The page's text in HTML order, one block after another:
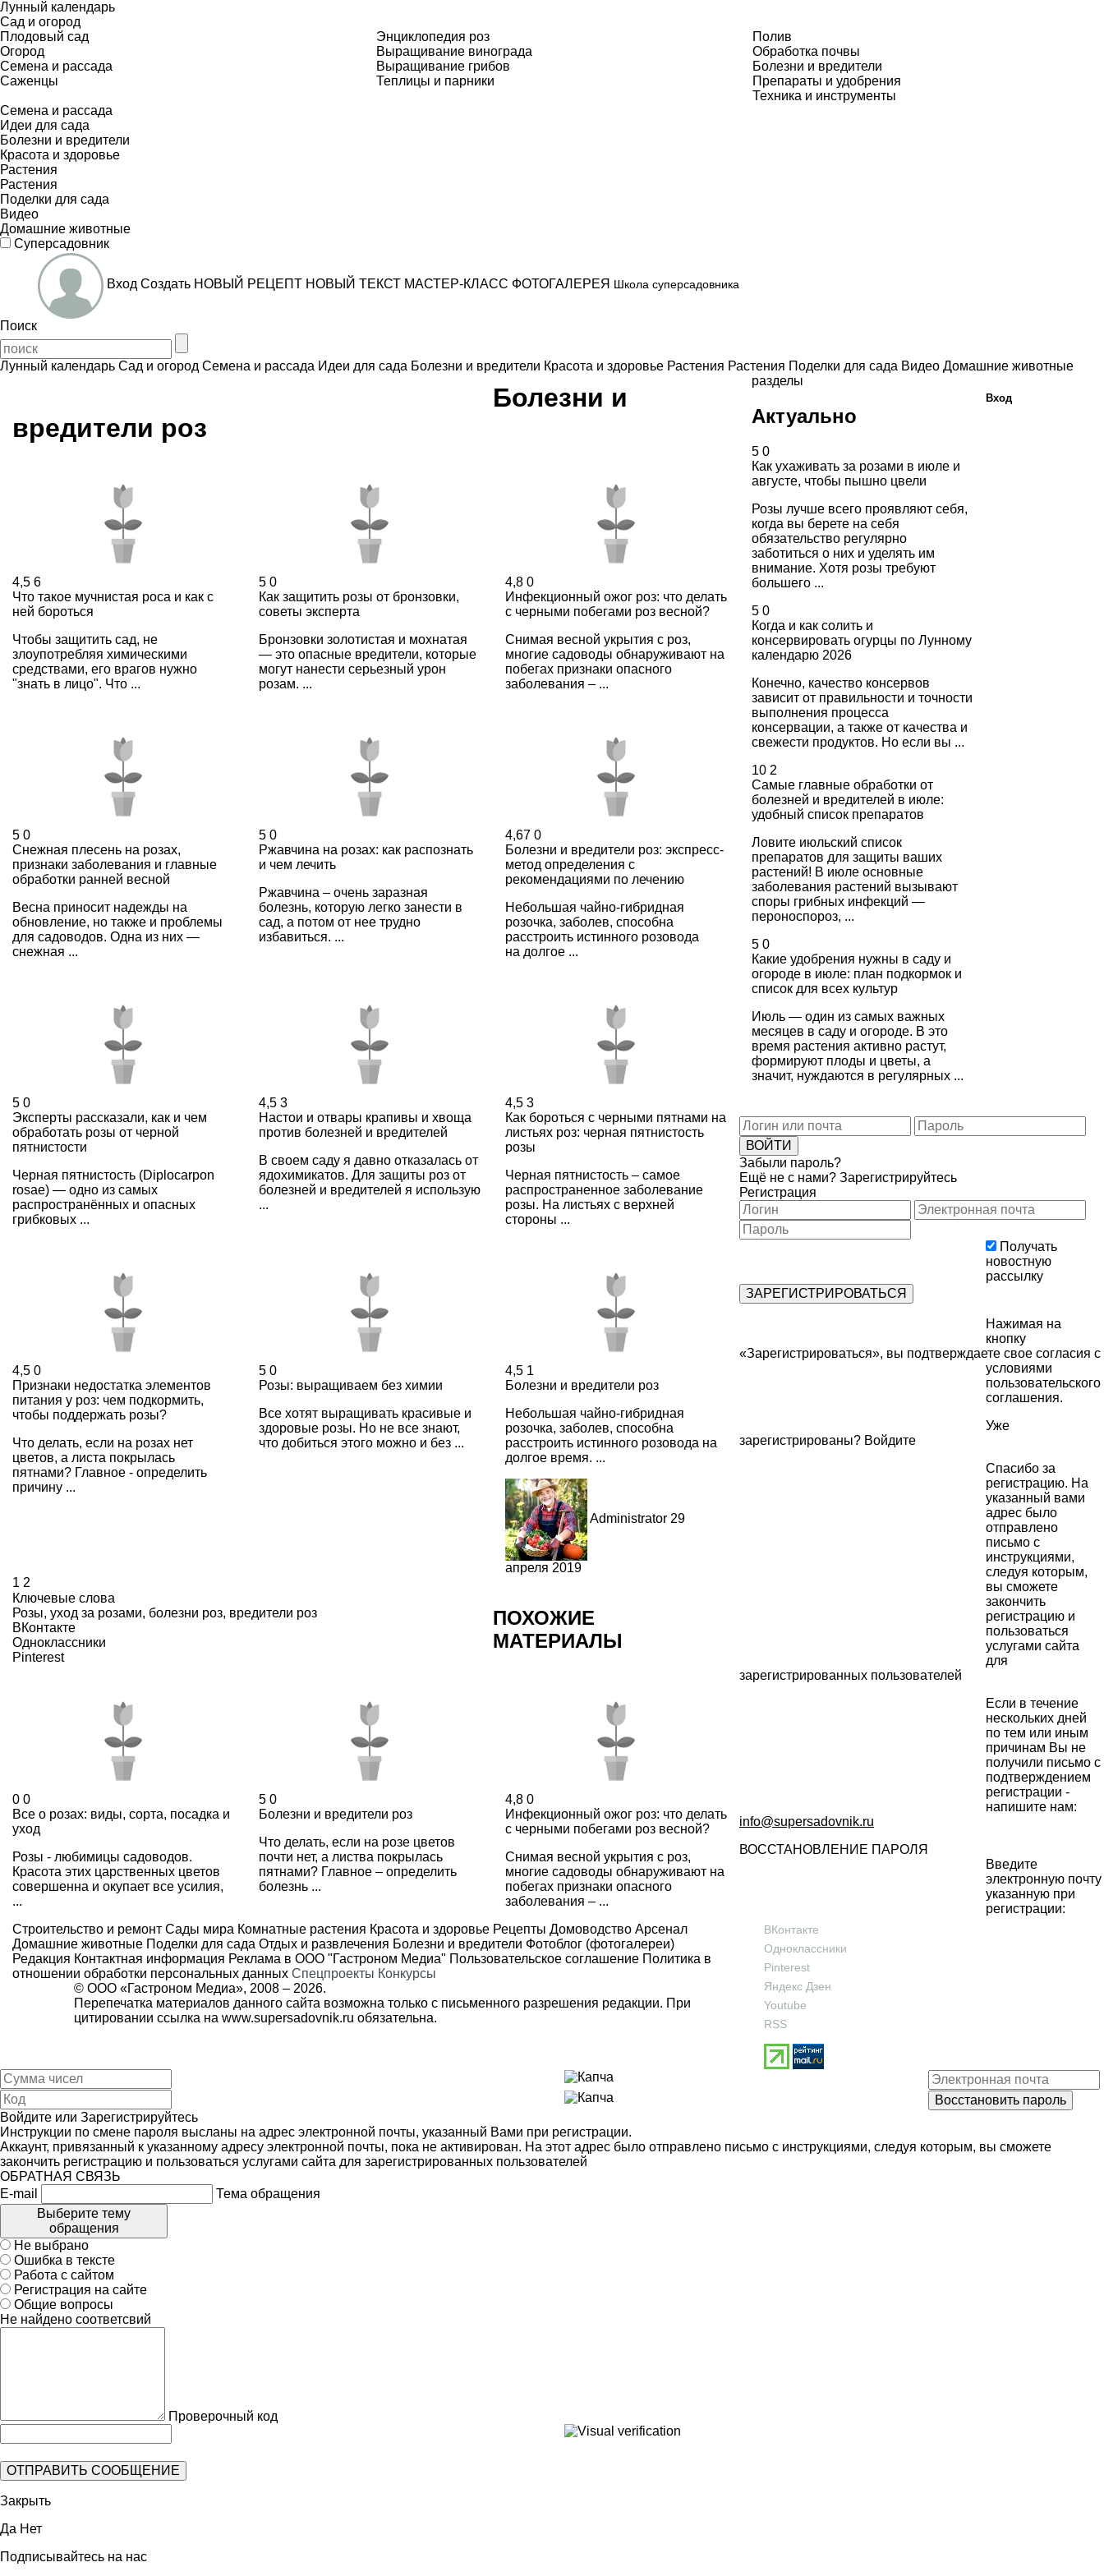
Лунный календарь
Сад и огород
Плодовый сад
Огород
Семена и рассада
Саженцы
Энциклопедия роз
Выращивание винограда
Выращивание грибов
Теплицы и парники
Полив
Обработка почвы
Болезни и вредители
Препараты и удобрения
Техника и инструменты
Семена и рассада
Идеи для сада
Болезни и вредители
Красота и здоровье
Растения
Растения
Поделки для сада
Видео
Домашние животные
Суперсадовник
Вход Создать НОВЫЙ РЕЦЕПТ НОВЫЙ ТЕКСТ МАСТЕР-КЛАСС ФОТОГАЛЕРЕЯ Школа суперсадовника
Поиск
Лунный календарь Сад и огород Семена и рассада Идеи для сада Болезни и вредители Красота и здоровье Растения Растения Поделки для сада Видео Домашние животные
Болезни и
вредители роз
4,5 6
Что такое мучнистая роса и как с
ней бороться
Чтобы защитить сад, не
злоупотребляя химическими
средствами, его врагов нужно
"знать в лицо". Что ...
5 0
Как защитить розы от бронзовки,
советы эксперта
Бронзовки золотистая и мохнатая
— это опасные вредители, которые
могут нанести серьезный урон
розам. ...
4,8 0
Инфекционный ожог роз: что делать
с черными побегами роз весной?
Снимая весной укрытия с роз,
многие садоводы обнаруживают на
побегах признаки опасного
заболевания – ...
5 0
Снежная плесень на розах,
признаки заболевания и главные
обработки ранней весной
Весна приносит надежды на
обновление, но также и проблемы
для садоводов. Одна из них —
снежная ...
5 0
Ржавчина на розах: как распознать
и чем лечить
Ржавчина – очень заразная
болезнь, которую легко занести в
сад, а потом от нее трудно
избавиться. ...
4,67 0
Болезни и вредители роз: экспресс-
метод определения с
рекомендациями по лечению
Небольшая чайно-гибридная
розочка, заболев, способна
расстроить истинного розовода
на долгое ...
5 0
Эксперты рассказали, как и чем
обработать розы от черной
пятнистости
Черная пятнистость (Diplocarpon
rosae) — одно из самых
распространённых и опасных
грибковых ...
4,5 3
Настои и отвары крапивы и хвоща
против болезней и вредителей
В своем саду я давно отказалась от
ядохимикатов. Для защиты роз от
болезней и вредителей я использую
...
4,5 3
Как бороться с черными пятнами на
листьях роз: черная пятнистость
розы
Черная пятнистость – самое
распространенное заболевание
розы. На листьях с верхней
стороны ...
4,5 0
Признаки недостатка элементов
питания у роз: чем подкормить,
чтобы поддержать розы?
Что делать, если на розах нет
цветов, а листа покрылась
пятнами? Главное - определить
причину ...
5 0
Розы: выращиваем без химии
Все хотят выращивать красивые и
здоровые розы. Но не все знают,
что добиться этого можно и без ...
4,5 1
Болезни и вредители роз
Небольшая чайно-гибридная
розочка, заболев, способна
расстроить истинного розовода на
долгое время. ...
Administrator 29
апреля 2019
1 2
Ключевые слова
Розы, уход за розами, болезни роз, вредители роз
ВКонтакте
Одноклассники
Pinterest
ПОХОЖИЕ
МАТЕРИАЛЫ
0 0
Все о розах: виды, сорта, посадка и
уход
Розы - любимицы садоводов.
Красота этих царственных цветов
совершенна и окупает все усилия,
...
5 0
Болезни и вредители роз
Что делать, если на розе цветов
почти нет, а листва покрылась
пятнами? Главное – определить
болезнь ...
4,8 0
Инфекционный ожог роз: что делать
с черными побегами роз весной?
Снимая весной укрытия с роз,
многие садоводы обнаруживают на
побегах признаки опасного
заболевания – ...
разделы
Актуально
5 0
Как ухаживать за розами в июле и
августе, чтобы пышно цвели
Розы лучше всего проявляют себя,
когда вы берете на себя
обязательство регулярно
заботиться о них и уделять им
внимание. Хотя розы требуют
большего ...
5 0
Когда и как солить и
консервировать огурцы по Лунному
календарю 2026
Конечно, качество консервов
зависит от правильности и точности
выполнения процесса
консервации, а также от качества и
свежести продуктов. Но если вы ...
10 2
Самые главные обработки от
болезней и вредителей в июле:
удобный список препаратов
Ловите июльский список
препаратов для защиты ваших
растений! В июле основные
заболевания растений вызывают
споры грибных инфекций —
пероноспороз, ...
5 0
Какие удобрения нужны в саду и
огороде в июле: план подкормок и
список для всех культур
Июль — один из самых важных
месяцев в саду и огороде. В это
время растения активно растут,
формируют плоды и цветы, а
значит, нуждаются в регулярных ...
Строительство и ремонт Сады мира Комнатные растения Красота и здоровье Рецепты Домоводство Арсенал
Домашние животные Поделки для сада Отдых и развлечения Болезни и вредители Фотоблог (фотогалереи)
Редакция Контактная информация Реклама в ООО "Гастроном Медиа" Пользовательское соглашение Политика в
отношении обработки персональных данных Спецпроекты Конкурсы
© ООО «Гастроном Медиа», 2008 – 2026.
Перепечатка материалов данного сайта возможна только с письменного разрешения редакции. При
цитировании ссылка на www.supersadovnik.ru обязательна.
ВКонтакте
Одноклассники
Pinterest
Яндекс Дзен
Youtube
RSS
Вход
Забыли пароль?
Ещё не с нами? Зарегистрируйтесь
Регистрация
Получать
новостную
рассылку
Нажимая на
кнопку
«Зарегистрироваться», вы подтверждаете свое согласия с
условиями
пользовательского
соглашения.
Уже
зарегистрированы? Войдите
Спасибо за
регистрацию. На
указанный вами
адрес было
отправлено
письмо с
инструкциями,
следуя которым,
вы сможете
закончить
регистрацию и
пользоваться
услугами сайта
для
зарегистрированных пользователей
Если в течение
нескольких дней
по тем или иным
причинам Вы не
получили письмо с
подтверждением
регистрации -
напишите нам:
info@supersadovnik.ru
ВОССТАНОВЛЕНИЕ ПАРОЛЯ
Введите
электронную почту
указанную при
регистрации:
Войдите или Зарегистрируйтесь
Инструкции по смене пароля высланы на адрес электронной почты, указанный Вами при регистрации.
Аккаунт, привязанный к указанному адресу электронной почты, пока не активирован. На этот адрес было отправлено письмо с инструкциями, следуя которым, вы сможете
закончить регистрацию и пользоваться услугами сайта для зарегистрированных пользователей
ОБРАТНАЯ СВЯЗЬ
E-mail
Тема обращения
Выберите тему
обращения
Не выбрано
Ошибка в тексте
Работа с сайтом
Регистрация на сайте
Общие вопросы
Не найдено соответсвий
Проверочный код
Закрыть
Да Нет
Подписывайтесь на нас